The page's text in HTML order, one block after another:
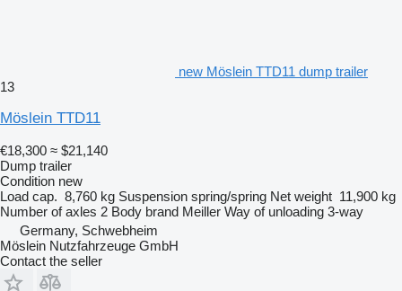
new Möslein TTD11 dump trailer
13
Möslein TTD11
€18,300 ≈ $21,140
Dump trailer
Condition new
Load cap. 8,760 kg Suspension spring/spring Net weight 11,900 kg
Number of axles 2 Body brand Meiller Way of unloading 3-way
Germany, Schwebheim
Möslein Nutzfahrzeuge GmbH
Contact the seller